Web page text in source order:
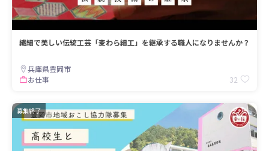
繊細で美しい伝統工芸「麦わら細工」を継承する職人になりませんか？
兵庫県豊岡市
お仕事
32
募集終了